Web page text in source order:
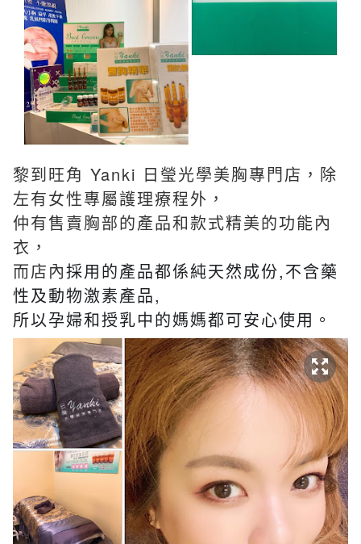
黎到旺角 Yanki 日瑩光學美胸專門店，除
左有女性專屬護理療程外，
仲有售賣胸部的產品和款式精美的功能內
衣，
而店內採用的產品都係純天然成份,不含藥
性及動物激素產品,
所以孕婦和授乳中的媽媽都可安心使用。